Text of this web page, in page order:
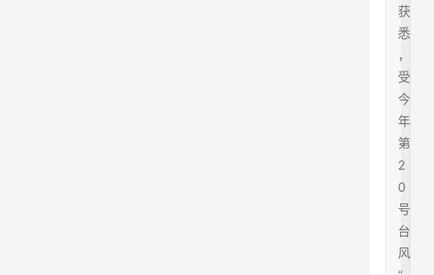
获
悉
，
受
今
年
第
2
0
号
台
风